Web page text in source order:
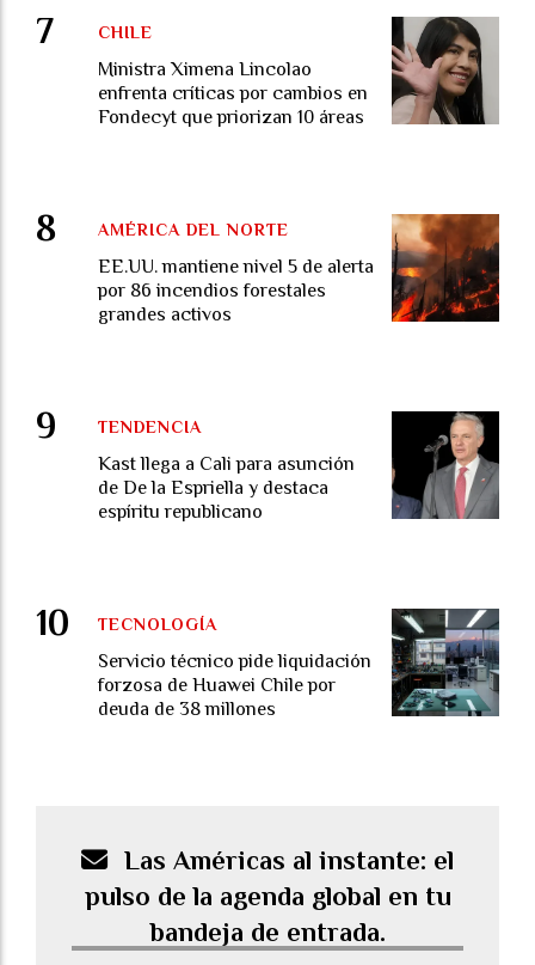
Ministra Ximena Lincolao
enfrenta críticas por cambios en
Fondecyt que priorizan 10 áreas
CHILE
EE.UU. mantiene nivel 5 de alerta
por 86 incendios forestales
grandes activos
AMÉRICA DEL NORTE
Kast llega a Cali para asunción
de De la Espriella y destaca
espíritu republicano
TENDENCIA
Servicio técnico pide liquidación
forzosa de Huawei Chile por
deuda de 38 millones
TECNOLOGÍA
Las Américas al instante: el
pulso de la agenda global en tu
bandeja de entrada.